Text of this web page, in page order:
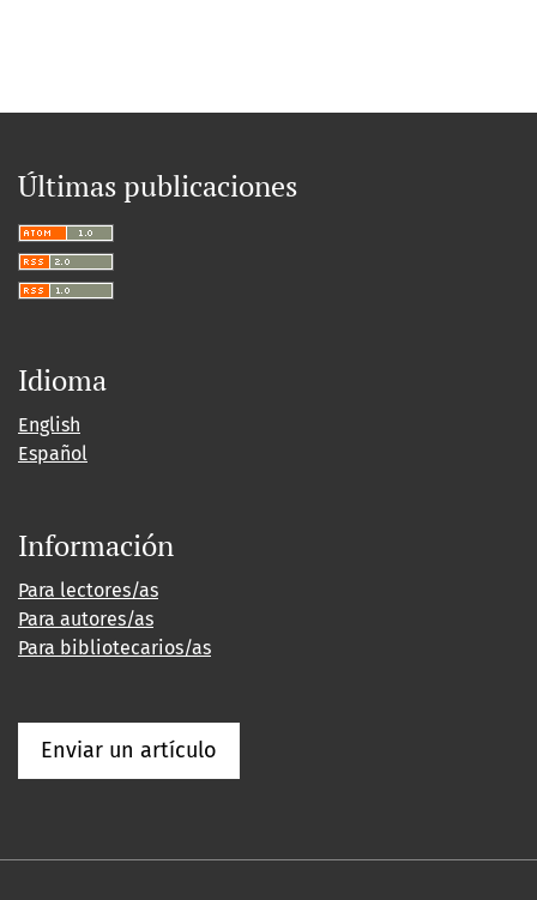
Últimas publicaciones
Idioma
English
Español
Información
Para lectores/as
Para autores/as
Para bibliotecarios/as
Enviar un artículo